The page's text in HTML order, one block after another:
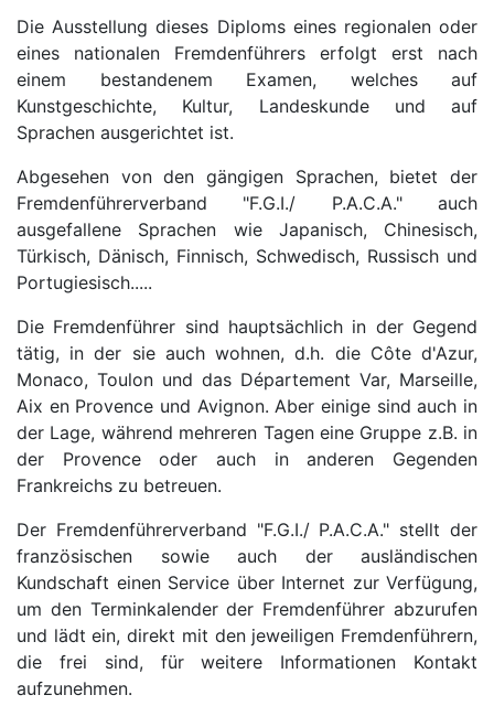
Die Ausstellung dieses Diploms eines regionalen oder
eines nationalen Fremdenführers erfolgt erst nach
einem bestandenem Examen, welches auf
Kunstgeschichte, Kultur, Landeskunde und auf
Sprachen ausgerichtet ist.
Abgesehen von den gängigen Sprachen, bietet der
Fremdenführerverband "F.G.I./ P.A.C.A." auch
ausgefallene Sprachen wie Japanisch, Chinesisch,
Türkisch, Dänisch, Finnisch, Schwedisch, Russisch und
Portugiesisch.....
Die Fremdenführer sind hauptsächlich in der Gegend
tätig, in der sie auch wohnen, d.h. die Côte d'Azur,
Monaco, Toulon und das Département Var, Marseille,
Aix en Provence und Avignon. Aber einige sind auch in
der Lage, während mehreren Tagen eine Gruppe z.B. in
der Provence oder auch in anderen Gegenden
Frankreichs zu betreuen.
Der Fremdenführerverband "F.G.I./ P.A.C.A." stellt der
französischen sowie auch der ausländischen
Kundschaft einen Service über Internet zur Verfügung,
um den Terminkalender der Fremdenführer abzurufen
und lädt ein, direkt mit den jeweiligen Fremdenführern,
die frei sind, für weitere Informationen Kontakt
aufzunehmen.